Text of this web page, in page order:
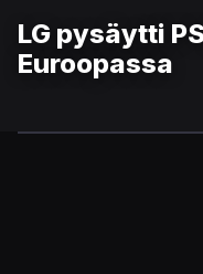
LG pysäytti
Euroopassa